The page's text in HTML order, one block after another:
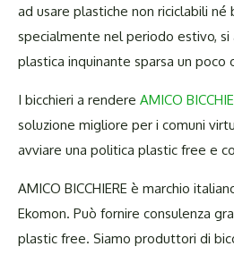
ad usare plastiche non riciclabili né
specialmente nel periodo estivo,
plastica inquinante sparsa un poco
I bicchieri a rendere AMICO
soluzione migliore per i comuni
avviare una politica plastic free e
AMICO BICCHIERE è marchio
Ekomon. Può fornire consulenza
plastic free. Siamo produttori di